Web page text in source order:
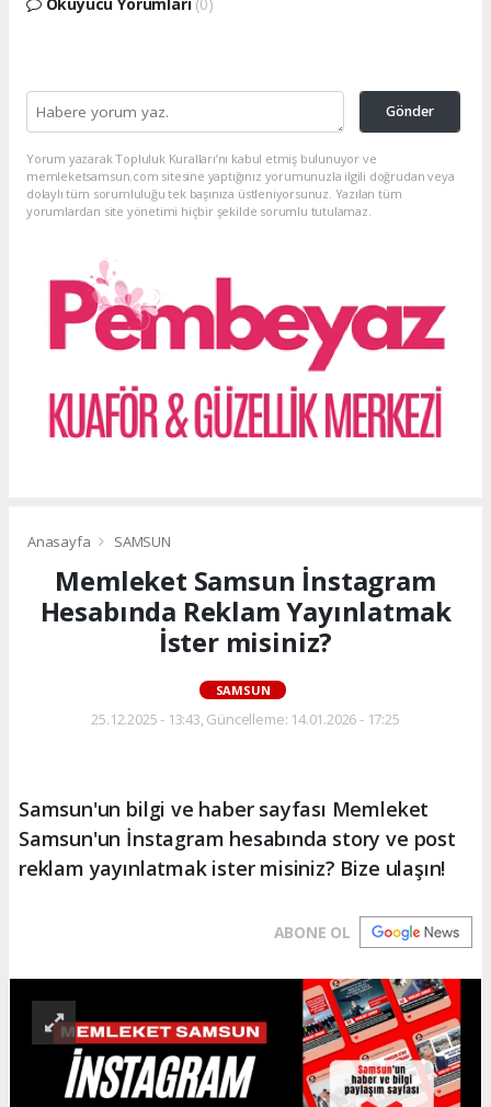
Gönder
Yorum yazarak Topluluk Kuralları’nı kabul etmiş bulunuyor ve
memleketsamsun.com sitesine yaptığınız yorumunuzla ilgili doğrudan veya
dolaylı tüm sorumluluğu tek başınıza üstleniyorsunuz. Yazılan tüm
yorumlardan site yönetimi hiçbir şekilde sorumlu tutulamaz.
Anasayfa SAMSUN
Memleket Samsun İnstagram
Hesabında Reklam Yayınlatmak
İster misiniz?
SAMSUN
25.12.2025 - 13:43, Güncelleme: 14.01.2026 - 17:25
Samsun'un bilgi ve haber sayfası Memleket
Samsun'un İnstagram hesabında story ve post
reklam yayınlatmak ister misiniz? Bize ulaşın!
ABONE OL